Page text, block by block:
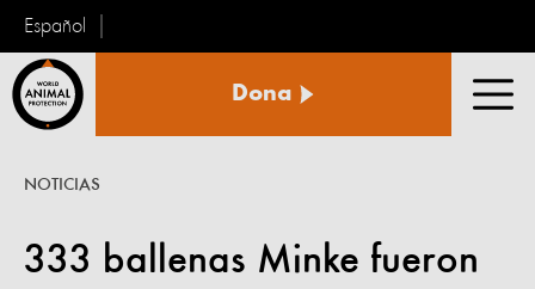
Español
Animal
Dona
333 ballenas Minke fueron
NOTICIAS